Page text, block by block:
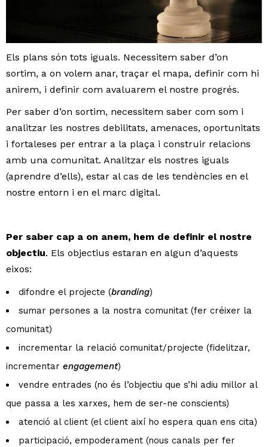
Els plans són tots iguals. Necessitem saber d’on
sortim, a on volem anar, traçar el mapa, definir com hi
anirem, i definir com avaluarem el nostre progrés.
Per saber d’on sortim, necessitem saber com som i
analitzar les nostres debilitats, amenaces, oportunitats
i fortaleses per entrar a la plaça i construir relacions
amb una comunitat. Analitzar els nostres iguals
(aprendre d’ells), estar al cas de les tendències en el
nostre entorn i en el marc digital.
Per saber cap a on anem, hem de definir el nostre
objectiu. Els objectius estaran en algun d’aquests
eixos:
difondre el projecte (branding)
sumar persones a la nostra comunitat (fer créixer la
comunitat)
incrementar la relació comunitat/projecte (fidelitzar,
incrementar engagement)
vendre entrades (no és l’objectiu que s’hi adiu millor al
que passa a les xarxes, hem de ser-ne conscients)
atenció al client (el client així ho espera quan ens cita)
participació, empoderament (nous canals per fer